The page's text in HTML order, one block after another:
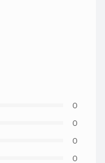
0
0
0
0